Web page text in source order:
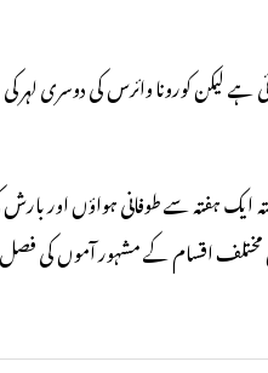
لیکن کورونا وائرس کی دوسری
ایک ہفتہ سے طوفانی ہواؤں اور
اقسام کے مشہور آموں کی